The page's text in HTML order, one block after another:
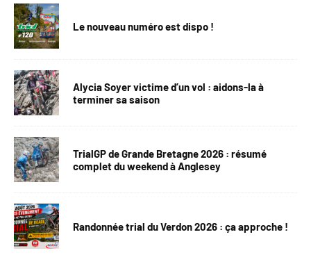
Le nouveau numéro est dispo !
Alycia Soyer victime d’un vol : aidons-la à
terminer sa saison
TrialGP de Grande Bretagne 2026 : résumé
complet du weekend à Anglesey
Randonnée trial du Verdon 2026 : ça approche !